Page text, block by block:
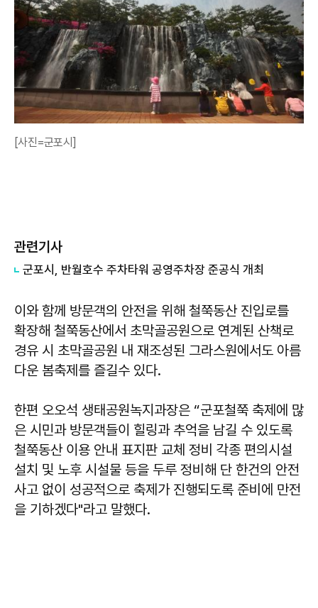
[사진=군포시]
관련기사
군포시, 반월호수 주차타워 공영주차장 준공식 개최
이와 함께 방문객의 안전을 위해 철쭉동산 진입로를
확장해 철쭉동산에서 초막골공원으로 연계된 산책로
경유 시 초막골공원 내 재조성된 그라스원에서도 아름
다운 봄축제를 즐길수 있다.
한편 오오석 생태공원녹지과장은 “군포철쭉 축제에 많
은 시민과 방문객들이 힐링과 추억을 남길 수 있도록
철쭉동산 이용 안내 표지판 교체 정비 각종 편의시설
설치 및 노후 시설물 등을 두루 정비해 단 한건의 안전
사고 없이 성공적으로 축제가 진행되도록 준비에 만전
을 기하겠다"라고 말했다.